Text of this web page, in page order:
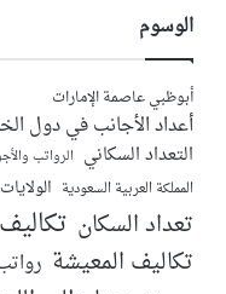
الوسوم
أبوظبي عاصمة الإمارات
أعداد الأجانب في دول
التعداد السكاني الرواتب
المملكة العربية السعودية
تعداد السكان
تكاليف المعيشة